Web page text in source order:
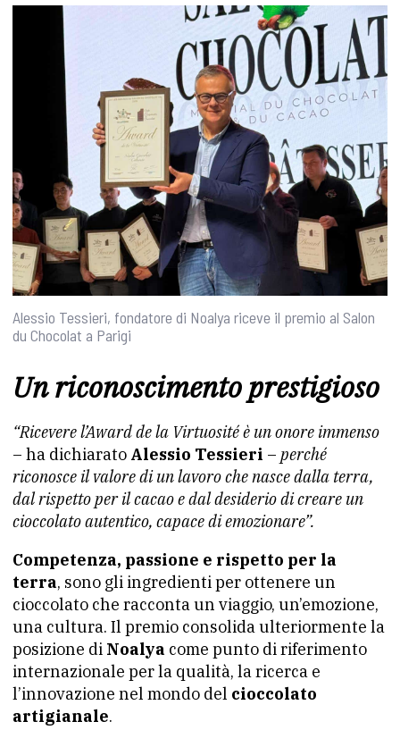
Alessio Tessieri, fondatore di Noalya riceve il premio al Salon
du Chocolat a Parigi
Un riconoscimento prestigioso
“Ricevere l’Award de la Virtuosité è un onore immenso
– ha dichiarato Alessio Tessieri – perché
riconosce il valore di un lavoro che nasce dalla terra,
dal rispetto per il cacao e dal desiderio di creare un
cioccolato autentico, capace di emozionare”.
Competenza, passione e rispetto per la
terra, sono gli ingredienti per ottenere un
cioccolato che racconta un viaggio, un’emozione,
una cultura. Il premio consolida ulteriormente la
posizione di Noalya come punto di riferimento
internazionale per la qualità, la ricerca e
l’innovazione nel mondo del cioccolato
artigianale.